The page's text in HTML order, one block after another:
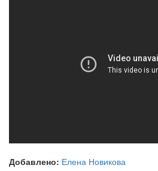
Добавлено: Елена Новикова